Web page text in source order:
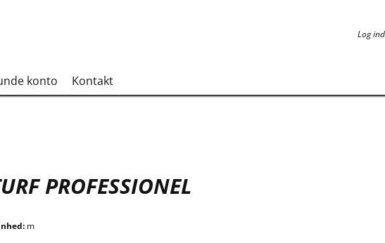
Log ind
konto Kontakt
PROFESSIONEL
m